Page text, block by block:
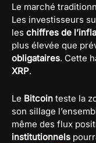
Le marché
Les investisseurs
les chiffres de
plus élevée que
obligataires. Cette
XRP.
Le Bitcoin teste la
son sillage
même des flux
institutionnels